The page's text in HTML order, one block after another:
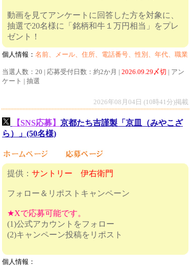
動画を見てアンケートに回答した方を対象に、
抽選で20名様に「銘柄和牛１万円相当」をプレ
ゼント！
個人情報： 名前、メール、住所、電話番号、性別、年代、職業
当選人数：20 | 応募受付日数：約2か月 | 2026.09.29〆切 | アン
ケート | 抽選
2026年08月04日 (10時41分)掲載
【SNS応募】 京都たち吉謹製「京皿（みやこざ
ら）」(50名様)
提供： サントリー 伊右衛門
フォロー＆リポストキャンペーン
★Xで応募可能です。
(1)公式アカウントをフォロー
(2)キャンペーン投稿をリポスト
個人情報：